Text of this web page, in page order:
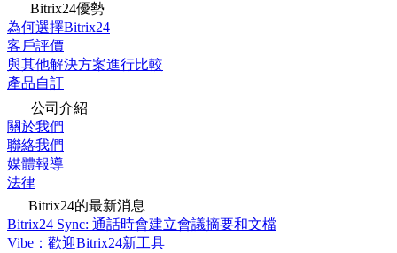
Bitrix24優勢
為何選擇Bitrix24
客戶評價
與其他解決方案進行比較
產品自訂
公司介紹
關於我們
聯絡我們
媒體報導
法律
Bitrix24的最新消息
Bitrix24 Sync: 通話時會建立會議摘要和文檔
Vibe：歡迎Bitrix24新工具